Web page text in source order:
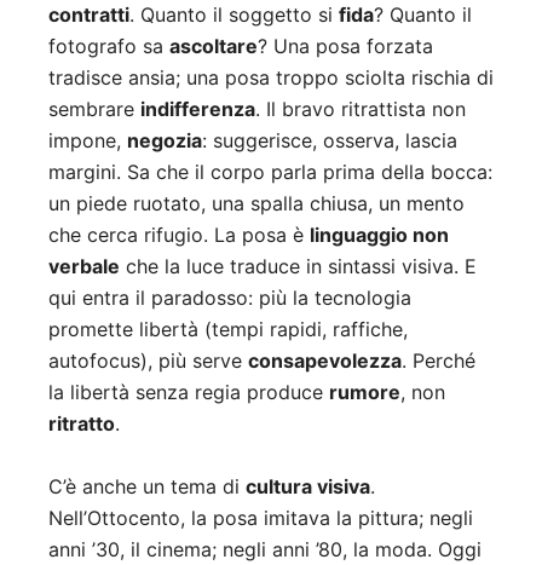
contratti. Quanto il soggetto si fida? Quanto il
fotografo sa ascoltare? Una posa forzata
tradisce ansia; una posa troppo sciolta rischia di
sembrare indifferenza. Il bravo ritrattista non
impone, negozia: suggerisce, osserva, lascia
margini. Sa che il corpo parla prima della bocca:
un piede ruotato, una spalla chiusa, un mento
che cerca rifugio. La posa è linguaggio non
verbale che la luce traduce in sintassi visiva. E
qui entra il paradosso: più la tecnologia
promette libertà (tempi rapidi, raffiche,
autofocus), più serve consapevolezza. Perché
la libertà senza regia produce rumore, non
ritratto.
C’è anche un tema di cultura visiva.
Nell’Ottocento, la posa imitava la pittura; negli
anni ’30, il cinema; negli anni ’80, la moda. Oggi